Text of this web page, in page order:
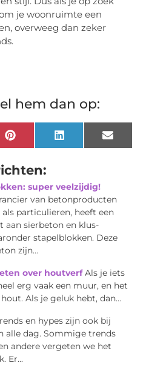
je woonruimte een
overweeg dan zeker
hem dan op:
PinterestLinkedInEmail
super veelzijdig!
van betonproducten
particulieren, heeft een
aan sierbeton en klus-
stapelblokken. Deze
zijn...
over houtverf Als je iets
erg vaak een muur, en het
Als je geluk hebt, dan...
en hypes zijn ook bij
alle dag. Sommige trends
andere vergeten we het
Er...